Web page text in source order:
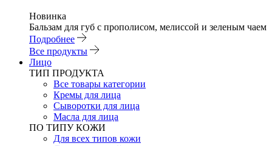
Новинка
Бальзам для губ с прополисом, мелиссой и зеленым чаем
Подробнее
Все продукты
Лицо
ТИП ПРОДУКТА
Все товары категории
Кремы для лица
Сыворотки для лица
Масла для лица
ПО ТИПУ КОЖИ
Для всех типов кожи